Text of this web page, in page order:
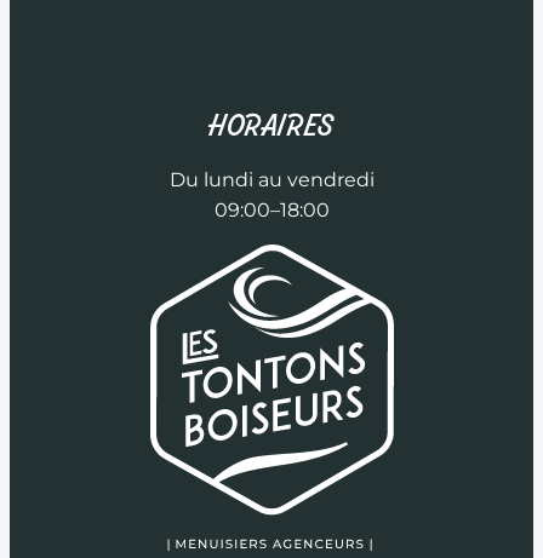
HORAIRES
Du lundi au vendredi
09:00–18:00